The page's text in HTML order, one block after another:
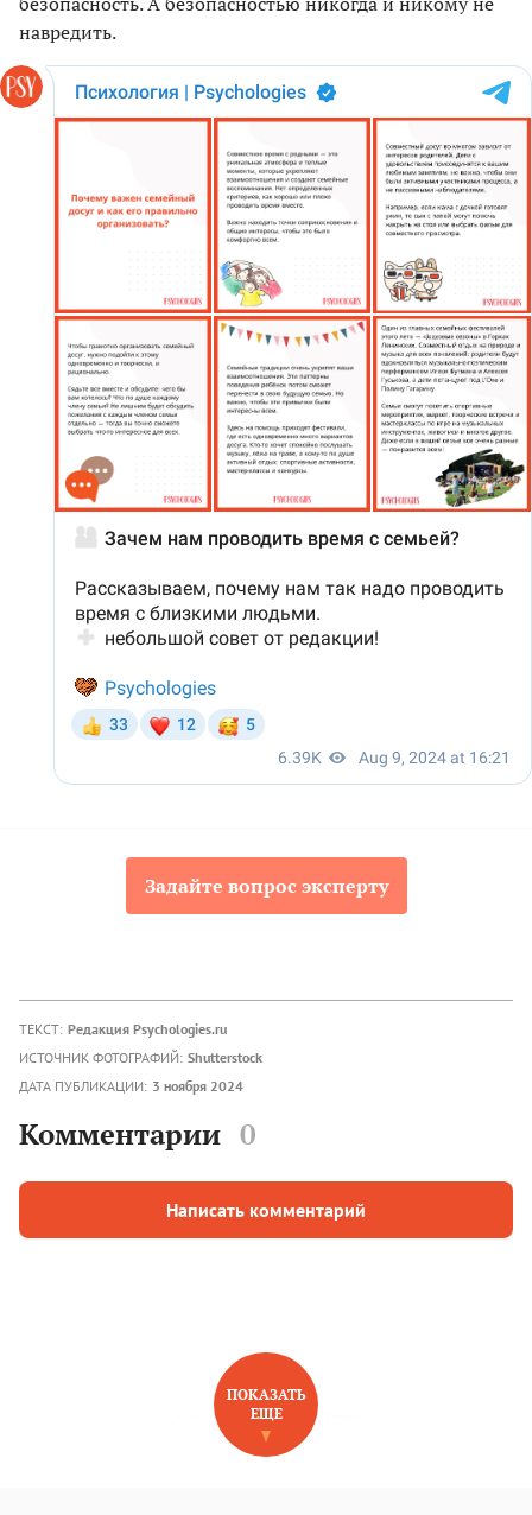
навредить.
Задайте вопрос эксперту
ТЕКСТ: Редакция Psychologies.ru
ИСТОЧНИК ФОТОГРАФИЙ: Shutterstock
ДАТА ПУБЛИКАЦИИ: 3 ноября 2024
Комментарии 0
Написать комментарий
НОВОЕ НА САЙТЕ
ПОКАЗАТЬ
ЕЩЕ